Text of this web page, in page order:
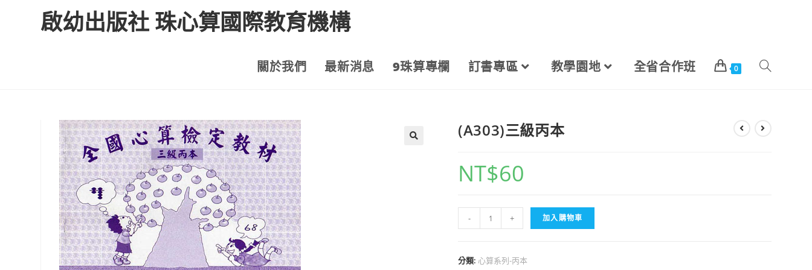
啟幼出版社 珠心算國際教育機構
關於我們 最新消息 9珠算專欄 訂書專區 教學園地 全省合作班 0
(A303)三級丙本
NT$60
- + 加入購物車
分類: 心算系列-丙本